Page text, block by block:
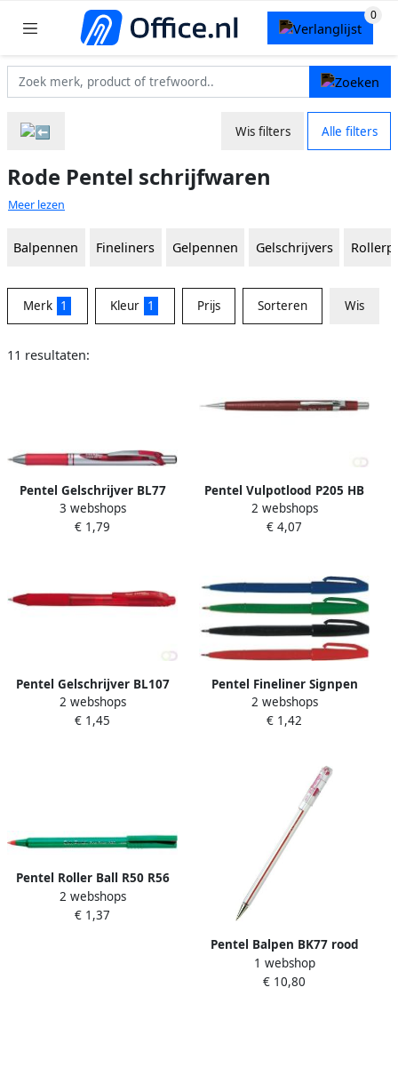
Wis filters Alle filters
Rode Pentel schrijfwaren
Meer lezen
Balpennen Fineliners Gelpennen Gelschrijvers
Merk 1 Kleur 1 Prijs Sorteren Wis
11 resultaten:
Pentel Gelschrijver BL77
Energel medium rood
3 webshops
€ 1,79
Pentel Vulpotlood P205 HB
0.5mm rood
2 webshops
€ 4,07
Pentel Gelschrijver BL107
Energel-X medium rood
2 webshops
€ 1,45
Pentel Fineliner Signpen
S520 medium rood
2 webshops
€ 1,42
Pentel Roller Ball R50 R56
rood medium schrift
2 webshops
€ 1,37
Pentel Balpen BK77 rood
0.25mm
1 webshop
€ 10,80